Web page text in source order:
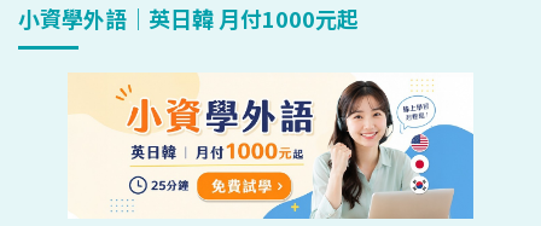
小資學外語｜英日韓 月付1000元起